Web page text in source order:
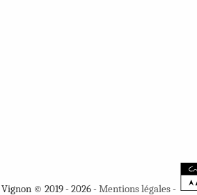
Vignon © 2019 - 2026 -Mentions légales-